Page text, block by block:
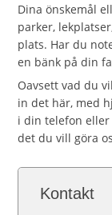
Dina önskemål
parker,
plats. Har du
en bänk på din
Oavsett vad du
in det här, med
i din telefon
det du vill göra
Kontakt